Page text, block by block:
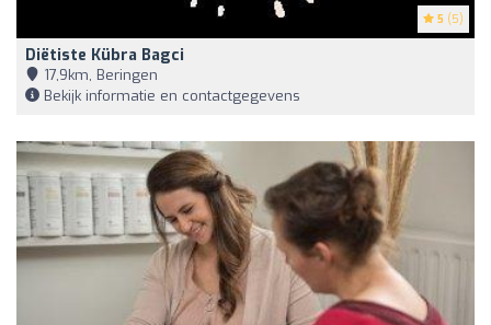
5 (5)
Diëtiste Kübra Bagci
17,9km, Beringen
Bekijk informatie en contactgegevens